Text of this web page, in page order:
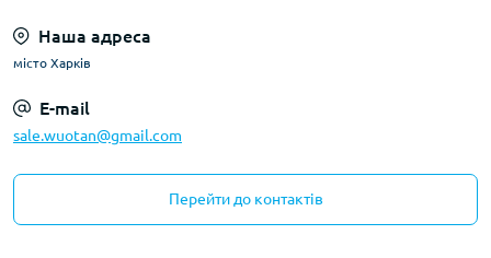
Наша адреса
місто Харків
E-mail
sale.wuotan@gmail.com
Перейти до контактів